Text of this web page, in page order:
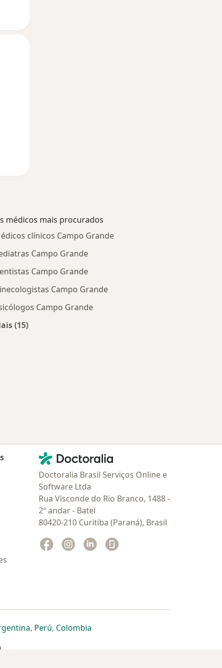
médicos mais procurados
clínicos Campo Grande
Campo Grande
Campo Grande
Campo Grande
Campo Grande
(15)
Contato
Doctoralia - Homepage
Doctoralia Brasil Serviços Online e
Software Ltda
Rua Visconde do Rio Branco, 1488 -
2º andar - Batel
80420-210 Curitiba (Paraná), Brasil
Facebook
abre num novo separador
Instagram
abre num novo separador
Linkedin
abre num novo separador
separador
num novo separador
abre num novo separador
, Perúabre num novo separador
, Colombiaabre num novo separador